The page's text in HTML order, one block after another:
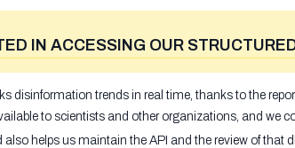
IN ACCESSING OUR
disinformation trends in real time, thanks to the
to scientists and other organizations, and we
helps us maintain the API and the review of that